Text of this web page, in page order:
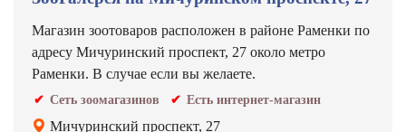
Магазин зоотоваров расположен в районе Раменки по
адресу Мичуринский проспект, 27 около метро
Раменки. В случае если вы желаете.
Сеть зоомагазинов Есть интернет-магазин
Мичуринский проспект, 27